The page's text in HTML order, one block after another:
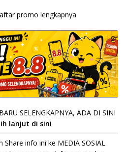
promo lengkapnya
SELENGKAPNYA, ADA DI SINI
lanjut di sini
Share info ini ke MEDIA SOSIAL